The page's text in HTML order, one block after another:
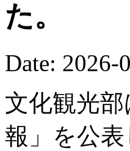
た。
Date: 2026-
文化観光
報」を公表